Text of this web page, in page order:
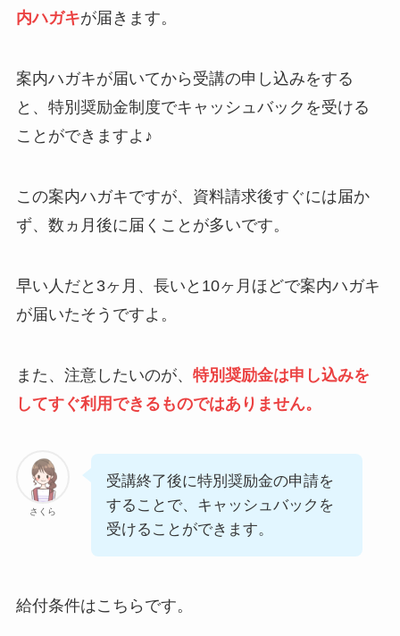
内ハガキが届きます。
案内ハガキが届いてから受講の申し込みをする
と、特別奨励金制度でキャッシュバックを受ける
ことができますよ♪
この案内ハガキですが、資料請求後すぐには届か
ず、数ヵ月後に届くことが多いです。
早い人だと3ヶ月、長いと10ヶ月ほどで案内ハガキ
が届いたそうですよ。
また、注意したいのが、 特別奨励金は申し込みを
してすぐ利用できるものではありません。
さくら
受講終了後に特別奨励金の申請を
することで、キャッシュバックを
受けることができます。
給付条件はこちらです。